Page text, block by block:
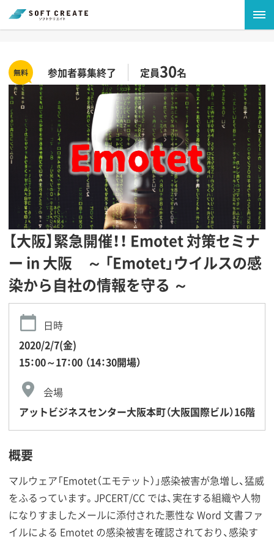
参加者募集終了 定員30名
【大阪】緊急開催！！ Emotet 対策セミナ
ー in 大阪 ～ 「Emotet」ウイルスの感
染から自社の情報を守る ～
日時
2020/2/7(金)
15：00～17：00 （14：30開場）
会場
アットビジネスセンター大阪本町（大阪国際ビル）16階
概要
マルウェア「Emotet（エモテット）」感染被害が急増し、猛威
をふるっています。JPCERT/CC では、実在する組織や人物
になりすましたメールに添付された悪性な Word 文書ファ
イルによる Emotet の感染被害を確認されており、感染す